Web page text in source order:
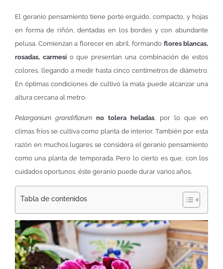
El geranio pensamiento tiene porte erguido, compacto, y hojas
en forma de riñón, dentadas en los bordes y con abundante
pelusa. Comienzan a florecer en abril, formando flores blancas,
rosadas, carmesío que presentan una combinación de estos
colores, llegando a medir hasta cinco centímetros de diámetro.
En óptimas condiciones de cultivo la mata puede alcanzar una
altura cercana al metro.
Pelargonium grandiflorum no tolera heladas, por lo que en
climas fríos se cultiva como planta de interior. También por esta
razón en muchos lugares se considera el geranio pensamiento
como una planta de temporada. Pero lo cierto es que, con los
cuidados oportunos, éste geranio puede durar varios años.
Tabla de contenidos